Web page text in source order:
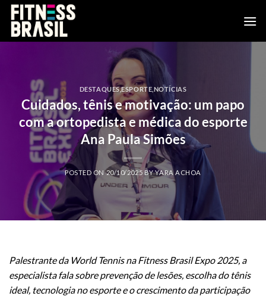
Skip
content
DESTAQUES,ESPORTE NOTÍCIAS
Cuidados, tênis e motivação: um papo
com a ortopedista e médica do esporte
Ana Paula Simões
POSTED ON20/10/2025 BYYARA ACHOA
Palestrante da World Tennis na Fitness Brasil Expo 2025, a
especialista fala sobre prevenção de lesões, escolha do tênis
ideal, tecnologia no esporte e o crescimento da participação